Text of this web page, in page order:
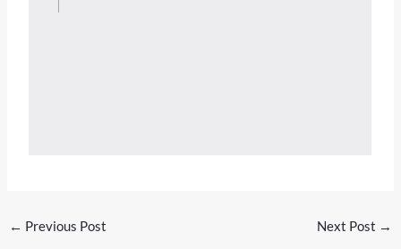
← Previous Post Next Post →